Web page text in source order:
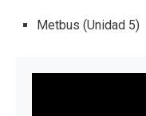
Metbus (Unidad 5)